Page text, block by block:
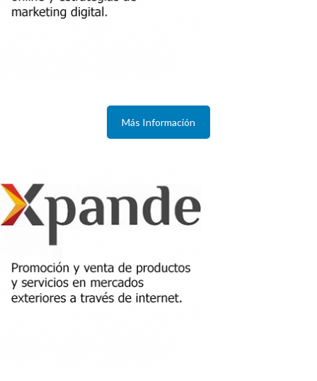
Más Información